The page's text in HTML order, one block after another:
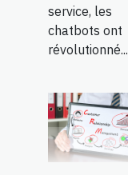
service, les
chatbots ont
révolutionné...